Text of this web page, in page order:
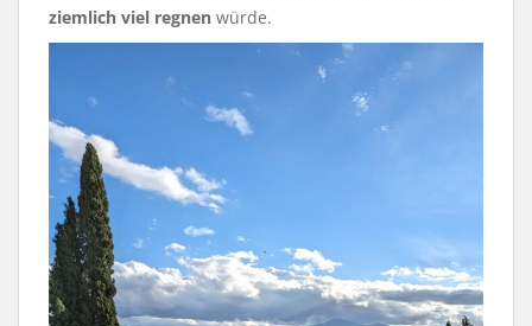
ziemlich viel regnen würde.